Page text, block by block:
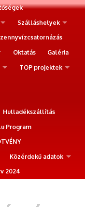
Szálláshelyek
Oktatás
Galéria
TOP projektek
Hulladékszállítás
Program
Közérdekű adatok
2024